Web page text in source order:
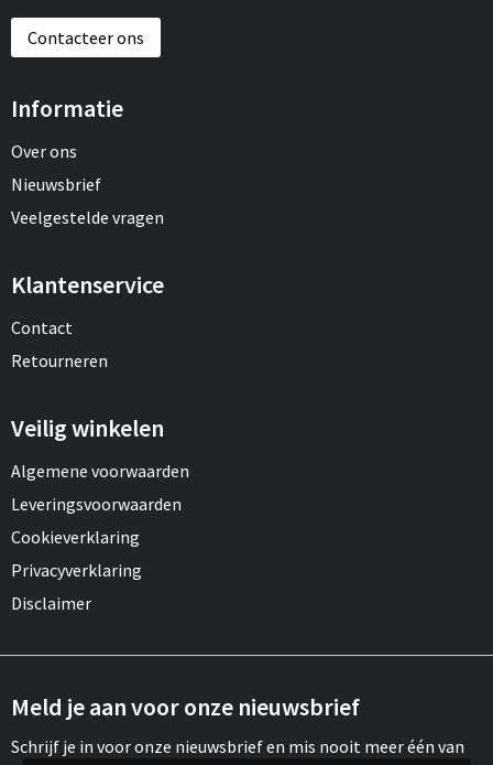
Contacteer ons
Informatie
Over ons
Nieuwsbrief
Veelgestelde vragen
Klantenservice
Contact
Retourneren
Veilig winkelen
Algemene voorwaarden
Leveringsvoorwaarden
Cookieverklaring
Privacyverklaring
Disclaimer
Meld je aan voor onze nieuwsbrief
Schrijf je in voor onze nieuwsbrief en mis nooit meer één van